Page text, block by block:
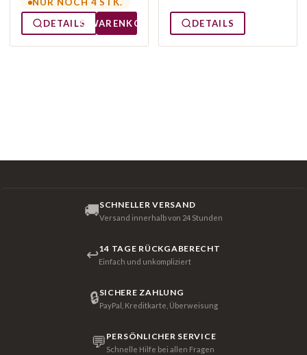
DETAILS
WARENKORB DETAILS
🚚SCHNELLER VERSAND
Versand innerhalb von 24 Stunden
↩14 TAGE RÜCKGABERECHT
Einfach und unkompliziert
🔒SICHERE ZAHLUNG
PayPal, Kreditkarte, Überweisung
💬 PERSÖNLICHER SERVICE
Schnelle Hilfe bei allen Fragen